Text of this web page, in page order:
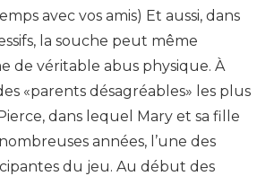
avec vos amis) Et aussi, dans
la souche peut même
de véritable abus physique. À
«parents désagréables» les plus
dans lequel Mary et sa fille
années, l’une des
du jeu. Au début des